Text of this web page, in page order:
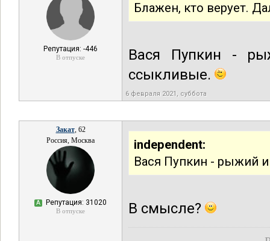
Репутация: -446
В отпуске
Блажен, кто верует.
Вася Пупкин -
ссыкливые.
6 февраля 2021, суббота
Закат, 62
Россия, Москва
А Репутация: 31020
В отпуске
independent:
Вася Пупкин - рыжий
В смысле?